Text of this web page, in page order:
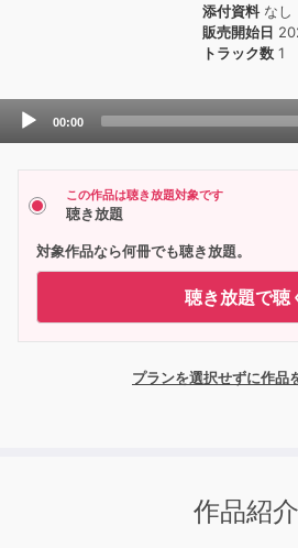
添付資料なし
販売開始日
トラック数 1
Audio
00:00
この作品は聴き放題対象です
聴き放題
対象作品なら何冊でも聴き放題。
聴き放題で聴
プランを選択せずに作品
作品紹介